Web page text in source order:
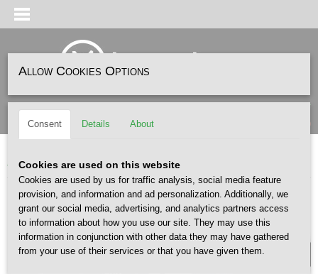
Log in Register SHOPPING CART
(0)
Home>SNEAKERS>KARHU>Karhu Fusion XT Blanc de Blanc Pineneedle
UNISEX
Allow Cookies Options
Consent Details About
Cookies are used on this website
Cookies are used by us for traffic analysis, social media feature
provision, and information and ad personalization. Additionally, we
grant our social media, advertising, and analytics partners access
to information about how you use our site. They may use this
information in conjunction with other data they may have gathered
from your use of their services or that you have given them.